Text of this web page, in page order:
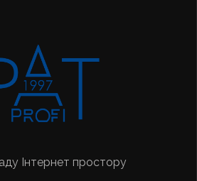
Інтернет простору